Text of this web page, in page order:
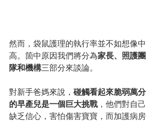
然而，袋鼠護理的執行率並不如想像中
高。箇中原因我們將分為家長、照護團
隊和機構三部分來談論。
對新手爸媽來說， 碰觸看起來脆弱萬分
的早產兒是一個巨大挑戰 ，他們對自己
缺乏信心，害怕傷害寶寶，而加護病房